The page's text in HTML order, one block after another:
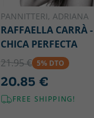
PANNITTERI, ADRIANA
RAFFAELLA CARRÀ
CHICA PERFECTA
21.95 € 5% DTO
20.85 €
FREE SHIPPING!